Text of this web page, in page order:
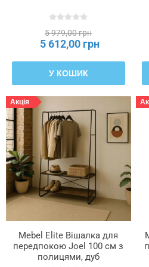
Тип
плити
—
Тип
використовуваної
плити
—
полиці
задньої
стінки
всередині
5 979,00 грн
5 612,00 грн
У КОШИК
Акція
Mebel Elite Вішалка для
передпокою Joel 100 см з
полицями, дуб